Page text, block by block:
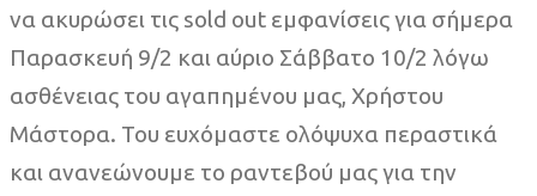
να ακυρώσει τις sold out εμφανίσεις για σήμερα
Παρασκευή 9/2 και αύριο Σάββατο 10/2 λόγω
ασθένειας του αγαπημένου μας, Χρήστου
Μάστορα. Του ευχόμαστε ολόψυχα περαστικά
και ανανεώνουμε το ραντεβού μας για την